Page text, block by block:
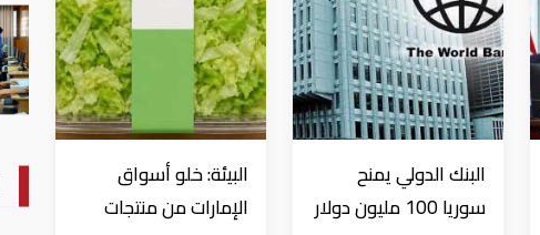
البنك الدولي يمنح
سوريا 100 مليون دولار
البيئة: خلو أسواق
الإمارات من منتجات